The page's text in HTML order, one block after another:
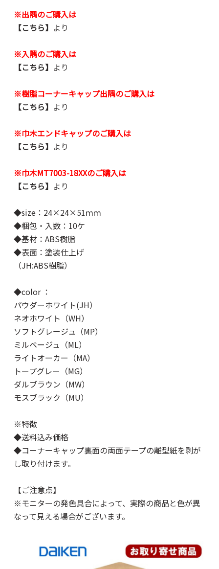
※出隅のご購入は
【こちら】 より
※入隅のご購入は
【こちら】 より
※樹脂コーナーキャップ出隅のご購入は
【こちら】 より
※巾木エンドキャップのご購入は
【こちら】 より
※巾木MT7003-18XXのご購入は
【こちら】 より
◆size：24×24×51ｍｍ
◆梱包・入数：10ケ
◆基材：ABS樹脂
◆表面：塗装仕上げ
（JH:ABS樹脂）
◆color ：
パウダーホワイト(JH）
ネオホワイト（WH）
ソフトグレージュ（MP）
ミルベージュ（ML）
ライトオーカー（MA）
トープグレー（MG）
ダルブラウン（MW）
モスブラック（MU）
※特徴
◆送料込み価格
◆コーナーキャップ裏面の両面テープの離型紙を剥が
し取り付けます。
【ご注意点】
※モニターの発色具合によって、実際の商品と色が異
なって見える場合がございます。